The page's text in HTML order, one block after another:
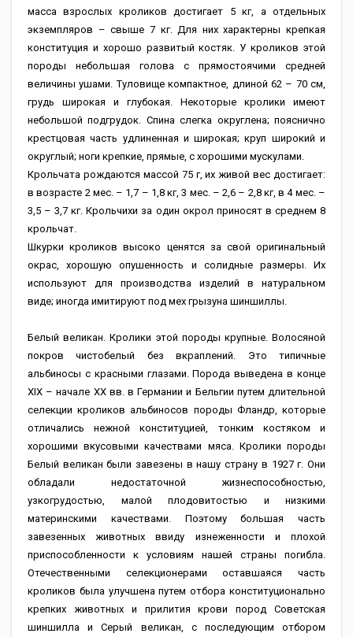
масса взрослых кроликов достигает 5 кг, а отдельных
экземпляров – свыше 7 кг. Для них характерны крепкая
конституция и хорошо развитый костяк. У кроликов этой
породы небольшая голова с прямостоячими средней
величины ушами. Туловище компактное, длиной 62 – 70 см,
грудь широкая и глубокая. Некоторые кролики имеют
небольшой подгрудок. Спина слегка округлена; пояснично
крестцовая часть удлиненная и широкая; круп широкий и
округлый; ноги крепкие, прямые, с хорошими мускулами.
Крольчата рождаются массой 75 г, их живой вес достигает:
в возрасте 2 мес. – 1,7 – 1,8 кг, 3 мес. – 2,6 – 2,8 кг, в 4 мес. –
3,5 – 3,7 кг. Крольчихи за один окрол приносят в среднем 8
крольчат.
Шкурки кроликов высоко ценятся за свой оригинальный
окрас, хорошую опушенность и солидные размеры. Их
используют для производства изделий в натуральном
виде; иногда имитируют под мех грызуна шиншиллы.
Белый великан. Кролики этой породы крупные. Волосяной
покров чистобелый без вкраплений. Это типичные
альбиносы с красными глазами. Порода выведена в конце
XIX – начале XX вв. в Германии и Бельгии путем длительной
селекции кроликов альбиносов породы Фландр, которые
отличались нежной конституцией, тонким костяком и
хорошими вкусовыми качествами мяса. Кролики породы
Белый великан были завезены в нашу страну в 1927 г. Они
обладали недостаточной жизнеспособностью,
узкогрудостью, малой плодовитостью и низкими
материнскими качествами. Поэтому большая часть
завезенных животных ввиду изнеженности и плохой
приспособленности к условиям нашей страны погибла.
Отечественными селекционерами оставшаяся часть
кроликов была улучшена путем отбора конституционально
крепких животных и прилития крови пород Советская
шиншилла и Серый великан, с последующим отбором